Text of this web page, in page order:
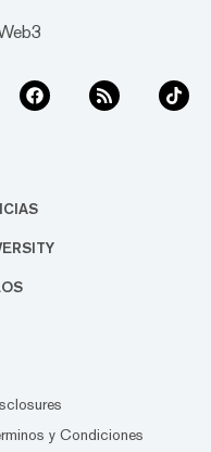
y Condiciones